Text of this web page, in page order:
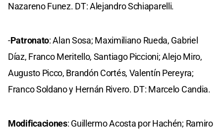
Nazareno Funez. DT: Alejandro Schiaparelli.
-Patronato: Alan Sosa; Maximiliano Rueda, Gabriel
Díaz, Franco Meritello, Santiago Piccioni; Alejo Miro,
Augusto Picco, Brandón Cortés, Valentín Pereyra;
Franco Soldano y Hernán Rivero. DT: Marcelo Candia.
Modificaciones: Guillermo Acosta por Hachén; Ramiro